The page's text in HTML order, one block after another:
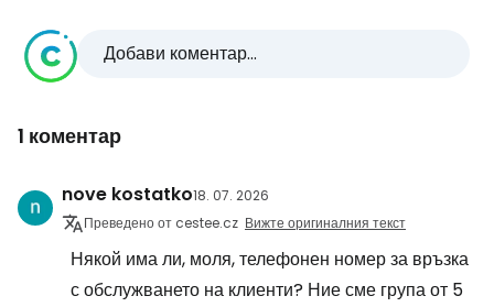
Добави коментар...
1 коментар
nove kostatko18. 07. 2026
Преведено от cestee.cz Вижте оригиналния текст
Някой има ли, моля, телефонен номер за връзка
с обслужването на клиенти? Ние сме група от 5